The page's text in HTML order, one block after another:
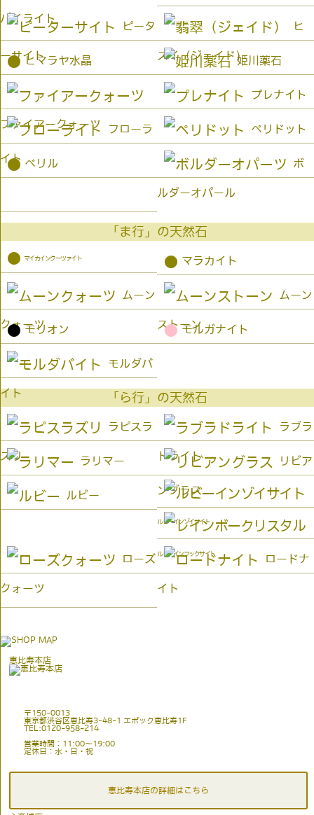
パイライト
ピータ
ーサイト
ヒ
スイ（ジェイド）
● ヒマラヤ水晶 姫川薬石
ファイアークォーツ
プレナイト
フローラ
イト
ペリドット
● ベリル ボ
ルダーオパール
「ま行」の天然石
● マイカインクーツァイト ● マラカイト
ムーン
クォーツ
ムーン
ストーン
● モリオン ● モルガナイト
モルダバ
イト 「ら行」の天然石
ラピスラ
ズリ
ラブラ
ドライト
ラリマー リビア
ングラス
ルビー
ルビーインゾイサイト
ルビーインフックサイト
ローズ
クォーツ
ロードナ
イト
恵比寿本店
〒150-0013
東京都渋谷区恵比寿3-48-1 エポック恵比寿1F
TEL:0120-958-214
営業時間：11:00〜19:00
定休日：水・日・祝
恵比寿本店の詳細はこちら